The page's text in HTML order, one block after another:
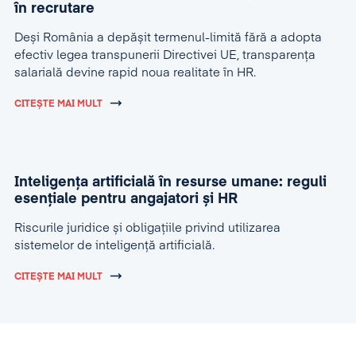
în recrutare
Deși România a depășit termenul-limită fără a adopta
efectiv legea transpunerii Directivei UE, transparența
salarială devine rapid noua realitate în HR.
CITEȘTE MAI MULT
Inteligența artificială în resurse umane: reguli
esențiale pentru angajatori și HR
Riscurile juridice și obligațiile privind utilizarea
sistemelor de inteligență artificială.
CITEȘTE MAI MULT